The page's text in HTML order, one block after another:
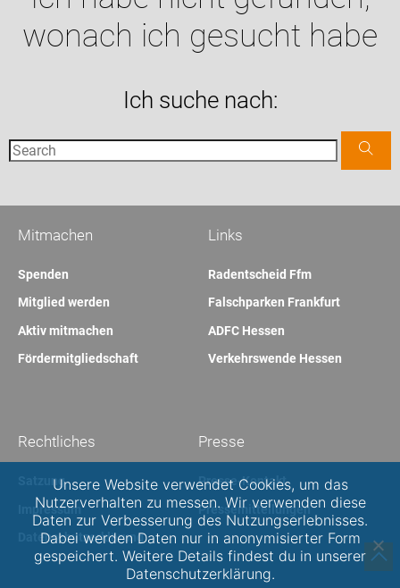
wonach ich gesucht habe
Ich suche nach:
Links
Radentscheid Ffm
Falschparken Frankfurt
ADFC Hessen
Verkehrswende Hessen
Mitmachen
Spenden
Mitglied werden
Aktiv mitmachen
Fördermitgliedschaft
Presse
Presse-Kontakt
Pressemitteilungen
Rechtliches
Satzung
Impressum
Datenschutzerklärung
Unsere Website verwendet Cookies, um das
Nutzerverhalten zu messen. Wir verwenden diese
Daten zur Verbesserung des Nutzungserlebnisses.
Dabei werden Daten nur in anonymisierter Form
gespeichert. Weitere Details findest du in unserer
Datenschutzerklärung.